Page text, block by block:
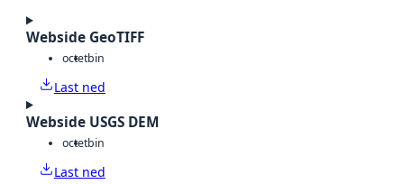
Webside GeoTIFF
octetbin
Last ned
Webside USGS DEM
octetbin
Last ned